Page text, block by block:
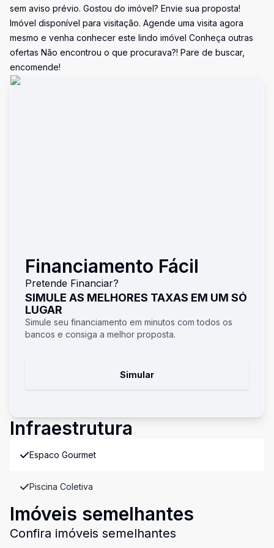
sem aviso prévio. Gostou do imóvel? Envie sua proposta!
Imóvel disponível para visitação. Agende uma visita agora
mesmo e venha conhecer este lindo imóvel Conheça outras
ofertas Não encontrou o que procurava?! Pare de buscar,
encomende!
Financiamento Fácil
Pretende Financiar?
SIMULE AS MELHORES TAXAS EM UM SÓ
LUGAR
Simule seu financiamento em minutos com todos os
bancos e consiga a melhor proposta.
Simular
Infraestrutura
Espaco Gourmet
Piscina Coletiva
Imóveis semelhantes
Confira imóveis semelhantes